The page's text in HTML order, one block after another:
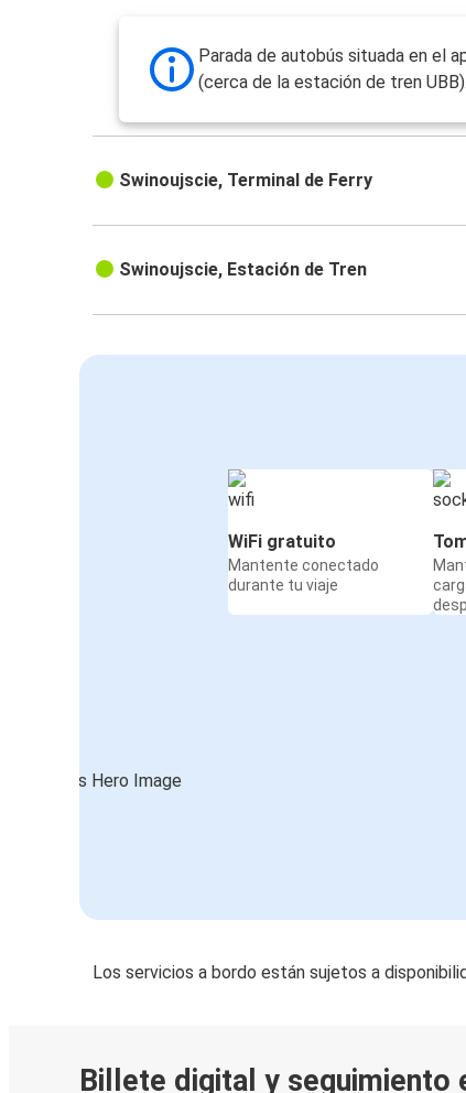
Parada de autobús situada en el
(cerca de la estación de tren UBB).
Swinoujscie, Terminal de Ferry
Swinoujscie, Estación de Tren
WiFi gratuito
Mantente conectado
durante tu viaje
Los servicios a bordo están sujetos a
Billete digital y seguimiento